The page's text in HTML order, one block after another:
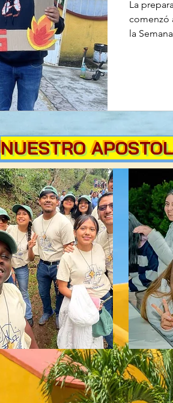
La
comenzó
la
y de
NUESTRO
MISION DE VERANO